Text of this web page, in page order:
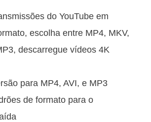
do YouTube em
escolha entre MP4, MKV,
descarregue vídeos 4K
para MP4, AVI, e MP3
de formato para o